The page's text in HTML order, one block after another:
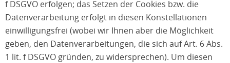
f DSGVO erfolgen; das Setzen der Cookies bzw. die
Datenverarbeitung erfolgt in diesen Konstellationen
einwilligungsfrei (wobei wir Ihnen aber die Möglichkeit
geben, den Datenverarbeitungen, die sich auf Art. 6 Abs.
1 lit. f DSGVO gründen, zu widersprechen). Um diesen